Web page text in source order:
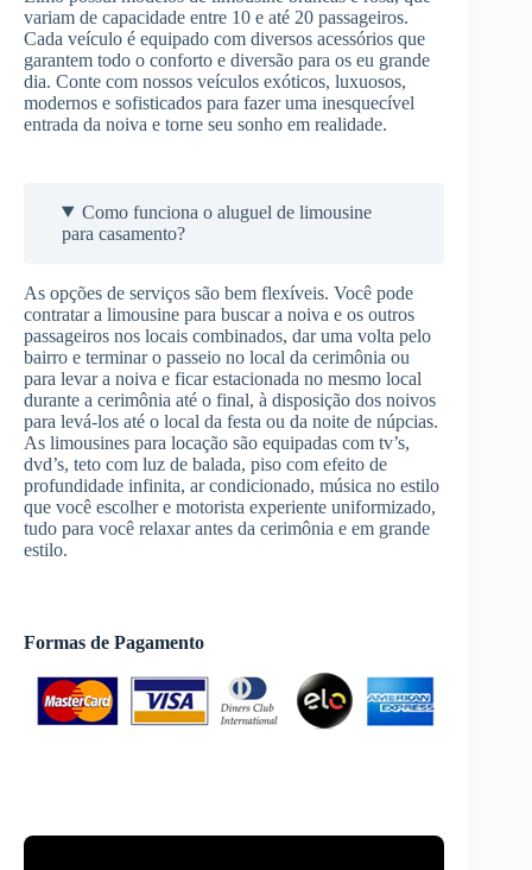
variam de capacidade entre 10 e até 20 passageiros.
Cada veículo é equipado com diversos acessórios que
garantem todo o conforto e diversão para os eu grande
dia. Conte com nossos veículos exóticos, luxuosos,
modernos e sofisticados para fazer uma inesquecível
entrada da noiva e torne seu sonho em realidade.
Como funciona o aluguel de limousine
para casamento?
As opções de serviços são bem flexíveis. Você pode
contratar a limousine para buscar a noiva e os outros
passageiros nos locais combinados, dar uma volta pelo
bairro e terminar o passeio no local da cerimônia ou
para levar a noiva e ficar estacionada no mesmo local
durante a cerimônia até o final, à disposição dos noivos
para levá-los até o local da festa ou da noite de núpcias.
As limousines para locação são equipadas com tv’s,
dvd’s, teto com luz de balada, piso com efeito de
profundidade infinita, ar condicionado, música no estilo
que você escolher e motorista experiente uniformizado,
tudo para você relaxar antes da cerimônia e em grande
estilo.
Formas de Pagamento